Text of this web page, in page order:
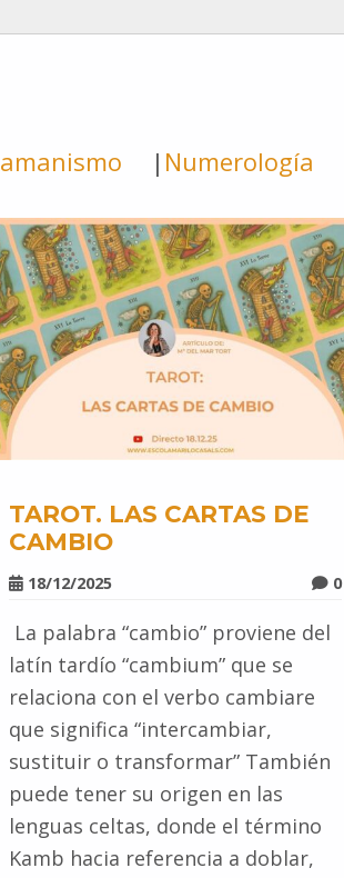
Numerología
TAROT. LAS CARTAS DE
CAMBIO
18/12/2025 0
La palabra “cambio” proviene del
latín tardío “cambium” que se
relaciona con el verbo cambiare
que significa “intercambiar,
sustituir o transformar” También
puede tener su origen en las
lenguas celtas, donde el término
Kamb hacia referencia a doblar,